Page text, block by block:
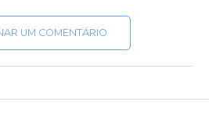
UM COMENTÁRIO